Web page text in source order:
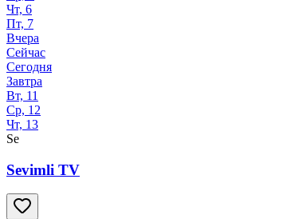
Чт, 6
Пт, 7
Вчера
Сейчас
Сегодня
Завтра
Вт, 11
Ср, 12
Чт, 13
Se
Sevimli TV